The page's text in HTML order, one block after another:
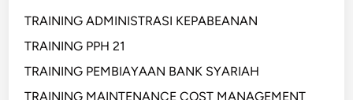
TRAINING ADMINISTRASI KEPABEANAN
TRAINING PPH 21
TRAINING PEMBIAYAAN BANK SYARIAH
TRAINING MAINTENANCE COST MANAGEMENT